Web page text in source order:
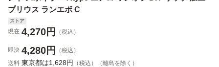
プリウス ランエボ C
ストア
現在 4,270円 （税込）
即決 4,280円
（税込）
送料 東京都は1,628円
（税込）（離島を除く）